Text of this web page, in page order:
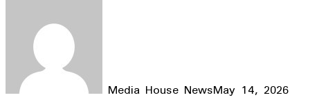
Media House NewsMay 14, 2026